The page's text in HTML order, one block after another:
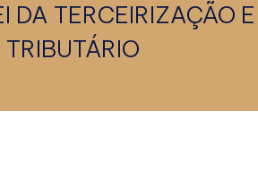
DA TERCEIRIZAÇÃO